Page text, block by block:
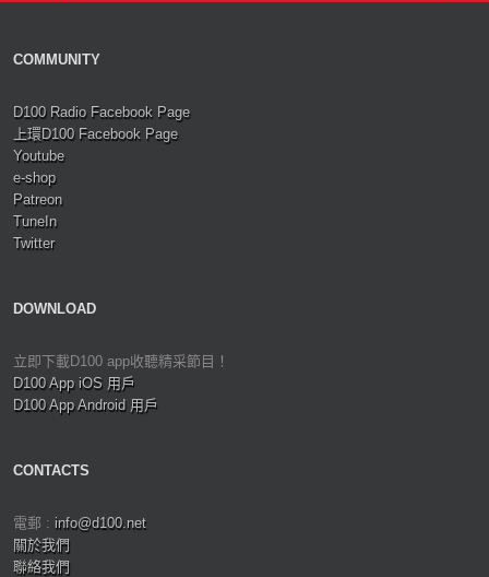
COMMUNITY
D100 Radio Facebook Page
上環D100 Facebook Page
Youtube
e-shop
Patreon
TuneIn
Twitter
DOWNLOAD
立即下載D100 app收聽精采節目！
D100 App iOS 用戶
D100 App Android 用戶
CONTACTS
電郵 : info@d100.net
關於我們
聯絡我們